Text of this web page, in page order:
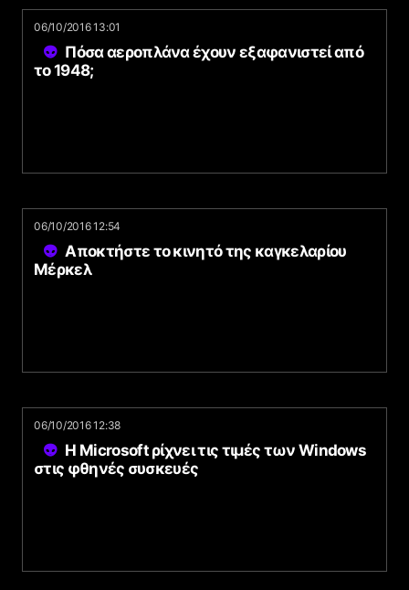
06/10/2016 13:01
Πόσα αεροπλάνα έχουν εξαφανιστεί από
το 1948;
06/10/2016 12:54
Αποκτήστε το κινητό της καγκελαρίου
Μέρκελ
06/10/2016 12:38
Η Microsoft ρίχνει τις τιμές των Windows
στις φθηνές συσκευές